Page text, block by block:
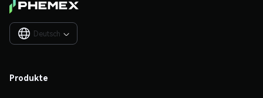
Deutsch 
Produkte